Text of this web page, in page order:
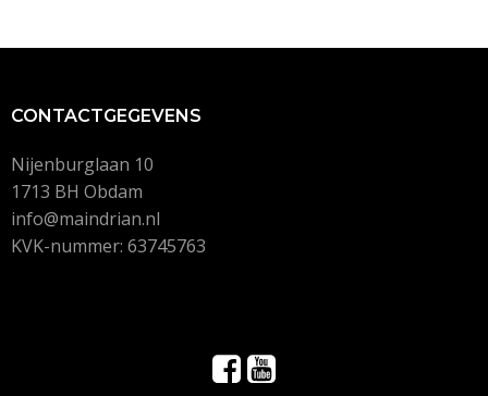
CONTACTGEGEVENS
Nijenburglaan 10
1713 BH Obdam
info@maindrian.nl
KVK-nummer: 63745763